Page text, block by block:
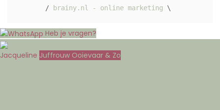
/ brainy.nl - online marketing \
Heb je vragen?
Jacqueline Juffrouw Ooievaar & Zo